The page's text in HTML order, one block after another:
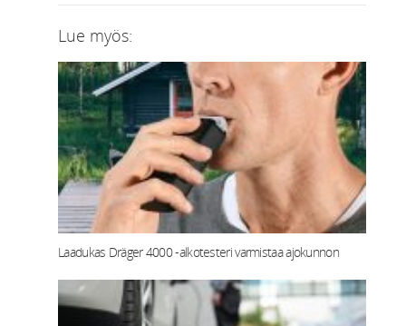
Lue myös:
Laadukas Dräger 4000 -alkotesteri varmistaa ajokunnon